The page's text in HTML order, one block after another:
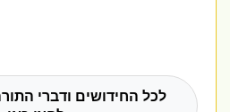
לכל החידושים ודברי התורה